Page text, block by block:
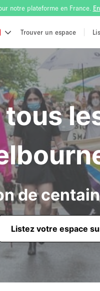
notre plateforme en France.
Trouver un espace
de
Listez votre espace